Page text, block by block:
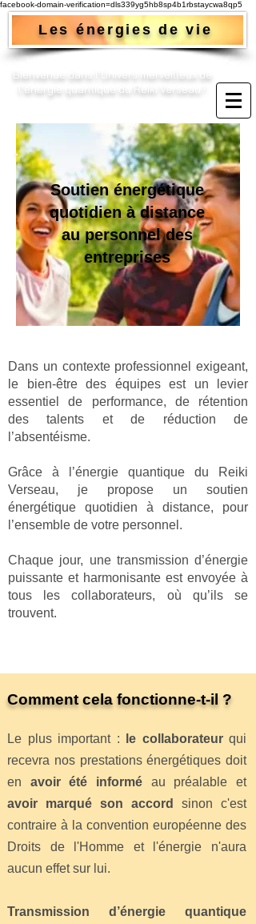
facebook-domain-verification=dls339yg5hb8sp4b1rbstaycwa8qp5
Les énergies de vie
Bienvenue dans l'Univers merveilleux de
l'énergie quantique du Reiki Verseau !​
Soutien énergétique
quotidien à distance
au personnel des
entreprises
Dans un contexte professionnel exigeant,
le bien-être des équipes est un levier
essentiel de performance, de rétention
des talents et de réduction de
l’absentéisme.
Grâce à l’énergie quantique du Reiki
Verseau, je propose un soutien
énergétique quotidien à distance, pour
l’ensemble de votre personnel.
Chaque jour, une transmission d’énergie
puissante et harmonisante est envoyée à
tous les collaborateurs, où qu’ils se
trouvent.
Comment cela fonctionne-t-il ?
Le plus important : le collaborateurqui
recevra nos prestations énergétiques doit
en avoir été informé au préalable et
avoir marqué son accord
sinon c'est
contraire à la convention européenne des
Droits de l'Homme et l'énergie n'aura
aucun effet sur lui.
Transmission d’énergie quantique